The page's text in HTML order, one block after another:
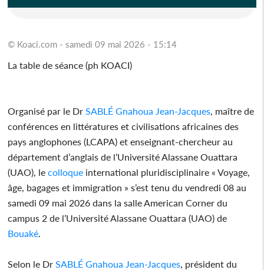
© Koaci.com - samedi 09 mai 2026 - 15:14
La table de séance (ph KOACI)
Organisé par le Dr SABLÉ Gnahoua Jean-Jacques , maître de
conférences en littératures et civilisations africaines des
pays anglophones (LCAPA) et enseignant-chercheur au
département d’anglais de l’Université Alassane Ouattara
(UAO), le colloque international pluridisciplinaire « Voyage,
âge, bagages et immigration » s’est tenu du vendredi 08 au
samedi 09 mai 2026 dans la salle American Corner du
campus 2 de l’Université Alassane Ouattara (UAO) de
Bouaké
Selon le Dr SABLÉ Gnahoua Jean-Jacques , président du